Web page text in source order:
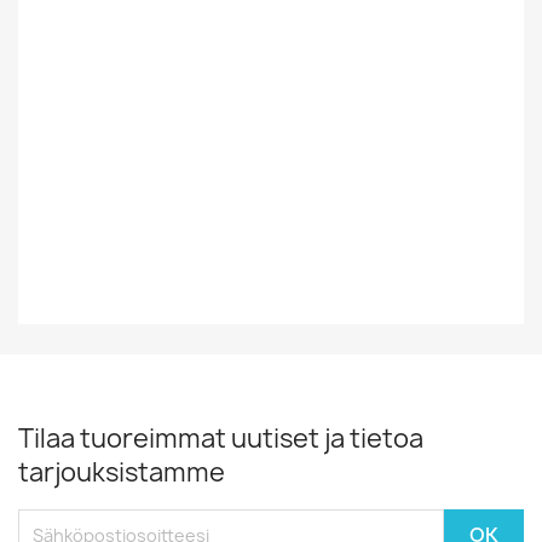
Tilaa tuoreimmat uutiset ja tietoa
tarjouksistamme